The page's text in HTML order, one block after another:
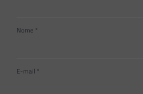
Nome *
E-mail *